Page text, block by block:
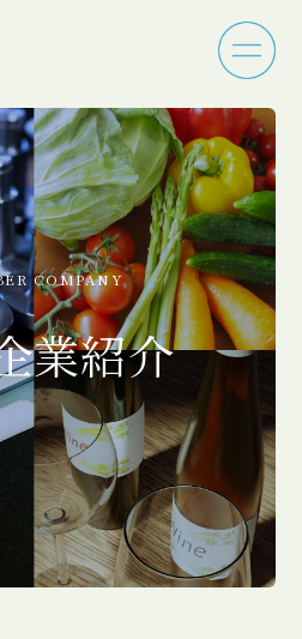
COMPANY
業紹介